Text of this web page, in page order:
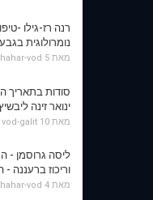
רנה רז-גילו -
נומרולוגית
מאת vod 5 שנים
סודות בתאריך
ינואר זינה
מאת vod-galit 10 שנים
ליסה גרוסמן -
וריכוז ברעננה
מאת vod 4 שנים